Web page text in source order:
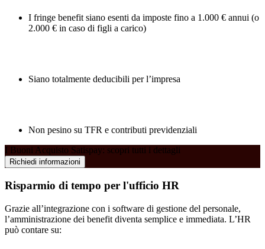
I fringe benefit siano esenti da imposte fino a 1.000 € annui (o
2.000 € in caso di figli a carico)
Siano totalmente deducibili per l’impresa
Non pesino su TFR e contributi previdenziali
I Buoni Acquisto Satispay: scopri tutti i dettagli
Richiedi informazioni
Risparmio di tempo per l'ufficio HR
Grazie all’integrazione con i software di gestione del personale,
l’amministrazione dei benefit diventa semplice e immediata. L’HR
può contare su: